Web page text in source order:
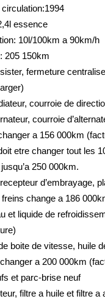
essence
10l/100km a 90km/h
205 150km
fermeture
courroie de
courroie
a 156 000km
etre changer tout les
250 000km.
d’embrayage,
change a 186
et liquide de
boite de vitesse, huile
a 200 000km
et parc-brise neuf
filtre a huile et filtre a